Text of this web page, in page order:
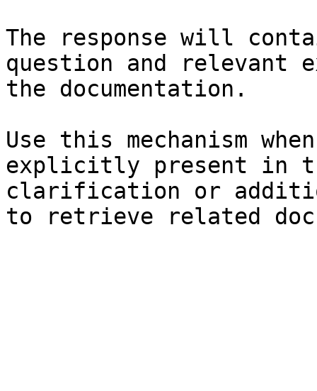
The response will
question and relevant
the documentation.
Use this mechanism
explicitly present in
clarification or